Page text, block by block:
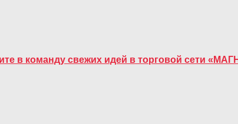
в команду свежих идей в торговой сети